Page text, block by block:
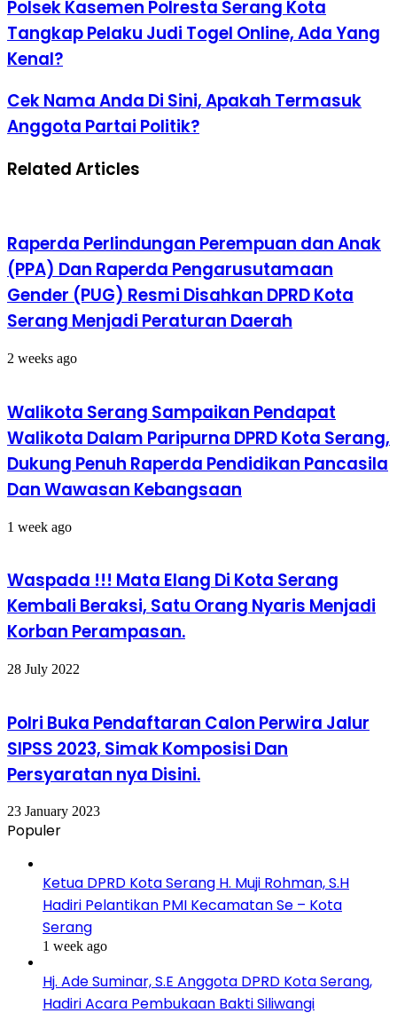
Polsek Kasemen Polresta Serang Kota
Tangkap Pelaku Judi Togel Online, Ada Yang
Kenal?
Cek Nama Anda Di Sini, Apakah Termasuk
Anggota Partai Politik?
Related Articles
Raperda Perlindungan Perempuan dan Anak
(PPA) Dan Raperda Pengarusutamaan
Gender (PUG) Resmi Disahkan DPRD Kota
Serang Menjadi Peraturan Daerah
2 weeks ago
Walikota Serang Sampaikan Pendapat
Walikota Dalam Paripurna DPRD Kota Serang,
Dukung Penuh Raperda Pendidikan Pancasila
Dan Wawasan Kebangsaan
1 week ago
Waspada !!! Mata Elang Di Kota Serang
Kembali Beraksi, Satu Orang Nyaris Menjadi
Korban Perampasan.
28 July 2022
Polri Buka Pendaftaran Calon Perwira Jalur
SIPSS 2023, Simak Komposisi Dan
Persyaratan nya Disini.
23 January 2023
Populer
Ketua DPRD Kota Serang H. Muji Rohman, S.H
Hadiri Pelantikan PMI Kecamatan Se – Kota
Serang
1 week ago
Hj. Ade Suminar, S.E Anggota DPRD Kota Serang,
Hadiri Acara Pembukaan Bakti Siliwangi